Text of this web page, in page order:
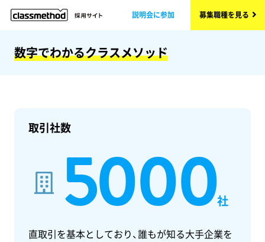
説明会に参加 募集職種を見る
数字でわかるクラスメソッド
取引社数
5000社
直取引を基本としており、誰もが知る大手企業を